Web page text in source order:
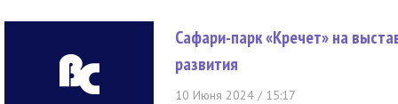
Сафари-парк «Кречет» на
развития
10 Июня 2024 / 15:17